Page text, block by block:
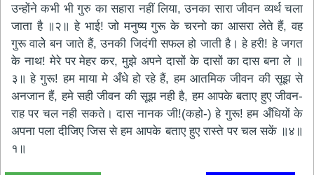
उन्होंने कभी भी गुरु का सहारा नहीं लिया, उनका सारा जीवन व्यर्थ चला
जाता है ॥२॥ हे भाई! जो मनुष्य गुरू के चरनो का आसरा लेते हैं, वह
गुरू वालेे बन जाते हैं, उनकी जिदंगी सफल हो जाती है। हे हरी! हे जगत
के नाथ! मेरे पर मेहर कर, मुझे अपने दासों के दासों का दास बना ले ॥
३॥ हे गुरू! हम माया मे अँधे हो रहे हैं, हम आतमिक जीवन की सूझ से
अनजान हैं, हमे सही जीवन की सूझ नही है, हम आपके बताए हुए जीवन-
राह पर चल नही सकते। दास नानक जी!(कहो-) हे गुरू! हम अँधियों के
अपना पला दीजिए जिस से हम आपके बताए हुए रास्ते पर चल सकें ॥४॥
१॥